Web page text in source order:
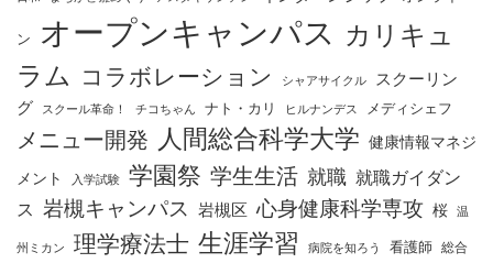
ン オープンキャンパス カリキュ
ラム コラボレーション シャアサイクル
スクーリン
グ
スクール革命！ チコちゃん ナト・カリ ヒルナンデス メディシェフ
メニュー開発 人間総合科学大学 健康情報マネジ
メント
入学試験 学園祭 学生生活 就職 就職ガイダン
ス 岩槻キャンパス 岩槻区 心身健康科学専攻 桜 温
州ミカン 理学療法士 生涯学習 病院を知ろう 看護師 総合